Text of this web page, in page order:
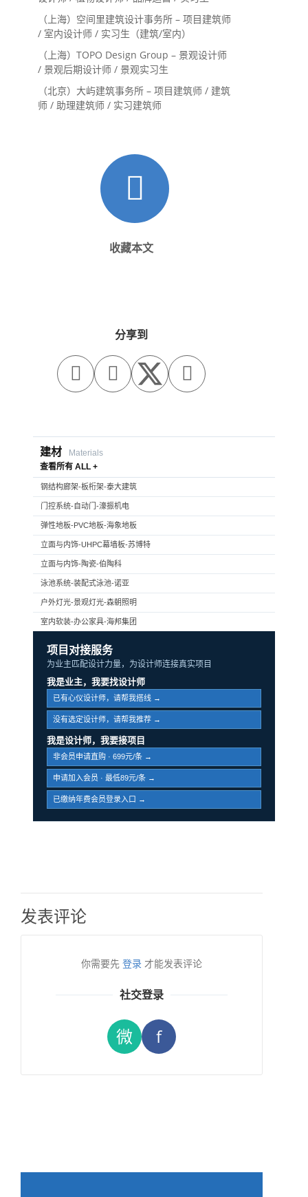
（上海）空间里建筑设计事务所 – 项目建筑师
/ 室内设计师 / 实习生（建筑/室内）
（上海）TOPO Design Group – 景观设计师
/ 景观后期设计师 / 景观实习生
（北京）大屿建筑事务所 – 项目建筑师 / 建筑
师 / 助理建筑师 / 实习建筑师
收藏本文
分享到
  
建材
Materials
查看所有 ALL +
钢结构廊架-板桁架-泰大建筑
门控系统-自动门-濠振机电
弹性地板-PVC地板-海象地板
立面与内饰-UHPC幕墙板-苏博特
立面与内饰-陶瓷-伯陶科
泳池系统-装配式泳池-诺亚
户外灯光-景观灯光-森朝照明
室内软装-办公家具-海邦集团
项目对接服务
为业主匹配设计力量，为设计师连接真实项目
我是业主，我要找设计师
已有心仪设计师，请帮我搭线 →
没有选定设计师，请帮我推荐 →
我是设计师，我要接项目
非会员申请直购 · 699元/条 →
申请加入会员 · 最低89元/条 →
已缴纳年费会员登录入口 →
发表评论
你需要先 登录 才能发表评论
社交登录
微 f